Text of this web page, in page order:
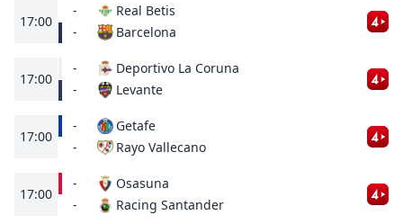
17:00
-
-
Real Betis
Barcelona
17:00
-
-
Deportivo La Coruna
Levante
17:00
-
-
Getafe
Rayo Vallecano
17:00
-
-
Osasuna
Racing Santander